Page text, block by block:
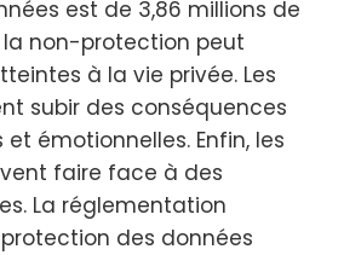
est de 3,86 millions de
la non-protection peut
à la vie privée. Les
subir des conséquences
émotionnelles. Enfin, les
faire face à des
La réglementation
des données